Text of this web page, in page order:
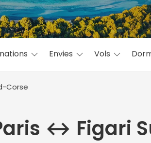
Envies Vols
Corse
↔︎ Figari